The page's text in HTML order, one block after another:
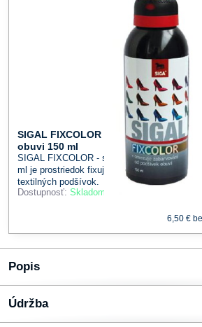
SIGAL FIXCOLOR - sprej proti
obuvi 150 ml
SIGAL FIXCOLOR - sprej proti zafarbovaniu
ml je prostriedok fixujúci farebný pigment u
textilných podšívok.
Dostupnosť: Skladom
6,50 €
Popis
Údržba